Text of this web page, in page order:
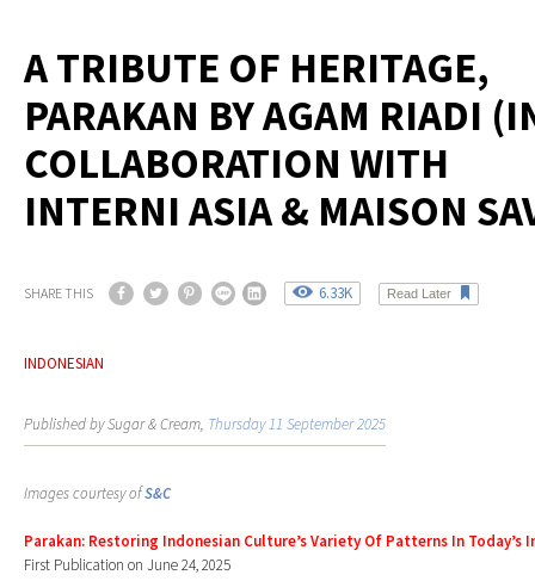
A TRIBUTE OF HERITAGE,
PARAKAN BY AGAM RIADI
COLLABORATION WITH
INTERNI ASIA & MAISON
SHARE THIS 6.33K Read Later
INDONESIAN
Published by Sugar & Cream, Thursday 11 September 2025
Images courtesy ofS&C
Parakan: Restoring Indonesian Culture’s Variety Of Patterns In Today’s
First Publication on June 24, 2025